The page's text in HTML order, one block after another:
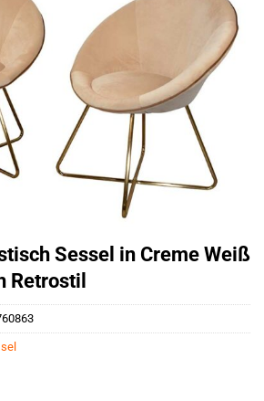
Sessel in Creme Weiß
Retrostil